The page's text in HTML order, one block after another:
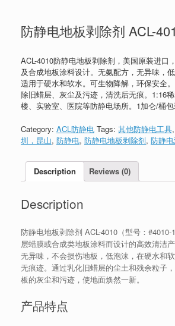
防静电地板剥除剂 ACL-
ACL-4010防静电地板剥除剂，美国原装进口
及合成地板涂料设计。无氨配方，无异味，
适用于硬水和软水。可生物降解，环保安全
除旧蜡层、灰尘及污迹，清洗后无痕。1:16
楼、实验室、医院等防静电场所。1加仑/桶包
Category: ACL防静电 Tags: 其他防静电工具,
圳，昆山, 防静电, 防静电地板剥除剂, 防静
Description Reviews (0)
Description
防静电地板剥除剂 ACL-4010（型号：
层蜡膜或合成类地板涂料而设计的高效清洁
无异味，不会损伤地板，低泡沫，在硬水和
无痕迹。通过乳化旧蜡层的尘土和残余粒子
板的灰尘和污迹，使地面焕然一新。
产品特点